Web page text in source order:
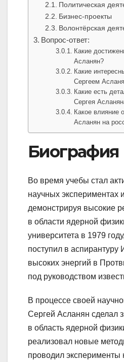
Политическая
Бизнес-проекты
Волонтёрская
Вопрос-ответ:
Какие
Асланян?
Какие
Сергеем
Какие есть
Сергея
Какое влияние
Асланян на
Биография
Во время учебы стал
научных экспериментах
демонстрируя высокие
в области ядерной
университета в 1979
поступил в аспирантуру
высоких энергий в
под руководством
В процессе своей
Сергей Асланян сделал
в область ядерной
реализовал новые
проводил эксперименты